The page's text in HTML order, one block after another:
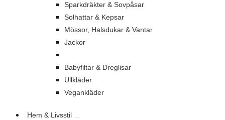
Sparkdräkter & Sovpåsar
Solhattar & Kepsar
Mössor, Halsdukar & Vantar
Jackor
Babyfiltar & Dreglisar
Ullkläder
Vegankläder
Hem & Livsstil